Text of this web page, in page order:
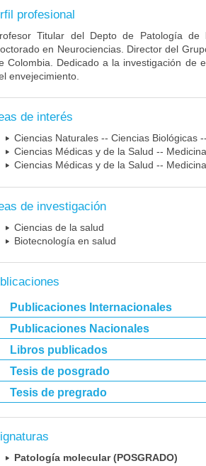
profesional
Titular del Depto de Patología de
en Neurociencias. Director del
Colombia. Dedicado a la investigación de
envejecimiento.
de interés
Ciencias Naturales -- Ciencias Biológicas
Ciencias Médicas y de la Salud --
Ciencias Médicas y de la Salud --
de investigación
Ciencias de la salud
Biotecnología en salud
Publicaciones Internacionales
Publicaciones Nacionales
Libros publicados
Tesis de posgrado
Tesis de pregrado
Patología molecular (POSGRADO)